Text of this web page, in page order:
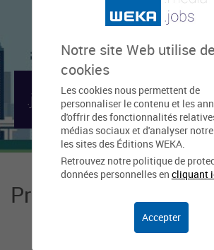
Notre site Web utilise
cookies
Les cookies nous permettent de
personnaliser le contenu et les
d'offrir des fonctionnalités
médias sociaux et d'analyser
les sites des Éditions WEKA.
Retrouvez notre politique de
données personnelles en cliquant
Accepter
Mairie
Présentation Mairie
Cet organisme n'a pas